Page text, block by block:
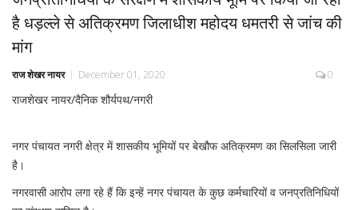
है धड़ल्ले से अतिक्रमण जिलाधीश महोदय धमतरी से जांच की
मांग
राज शेखर नायर December 01, 2020 0
राजशेखर नायर/दैनिक शौर्यपथ/नगरी
नगर पंचायत नगरी क्षेत्र में शासकीय भूमियों पर बेखौफ अतिक्रमण का सिलसिला जारी
है।
नगरवासी आरोप लगा रहे हैं कि इन्हें नगर पंचायत के कुछ कर्मचारियों व जनप्रतिनिधियों